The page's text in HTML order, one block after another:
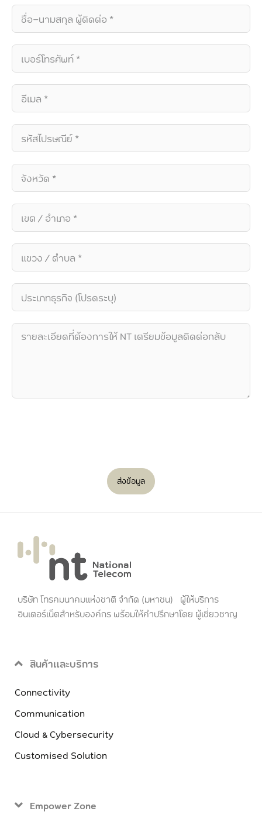
ส่งข้อมูล
บริษัท โทรคมนาคมแห่งชาติ จำกัด (มหาชน) ผู้ให้บริการ
อินเตอร์เน็ตสำหรับองค์กร พร้อมให้คำปรึกษาโดย ผู้เชี่ยวชาญ
สินค้าและบริการ
Connectivity
Communication
Cloud & Cybersecurity
Customised Solution
Empower Zone